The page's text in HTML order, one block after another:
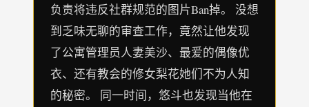
负责将违反社群规范的图片Ban掉。 没想
到乏味无聊的审查工作，竟然让他发现
了公寓管理员人妻美沙、最爱的偶像优
衣、还有教会的修女梨花她们不为人知
的秘密。 同一时间，悠斗也发现当他在